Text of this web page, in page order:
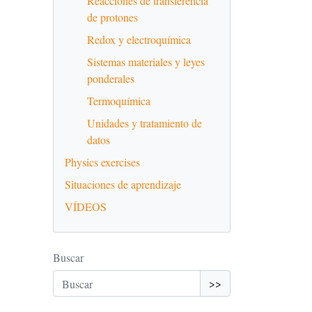
de protones
Redox y electroquímica
Sistemas materiales y leyes
ponderales
Termoquímica
Unidades y tratamiento de
datos
Physics exercises
Situaciones de aprendizaje
VÍDEOS
Buscar
>>